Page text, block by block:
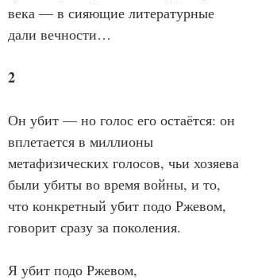
века — в сияющие литературные
дали вечности…
2
Он убит — но голос его остаётся: он
вплетается в миллионы
метафизических голосов, чьи хозяева
были убиты во время войны, и то,
что конкретный убит подо Ржевом,
говорит сразу за поколения.
Я убит подо Ржевом,